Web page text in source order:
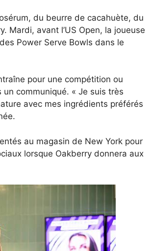
du beurre de cacahuète, du
Mardi, avant l’US Open, la joueuse
Power Serve Bowls dans le
pour une compétition ou
communiqué. « Je suis très
avec mes ingrédients préférés
au magasin de New York pour
lorsque Oakberry donnera aux